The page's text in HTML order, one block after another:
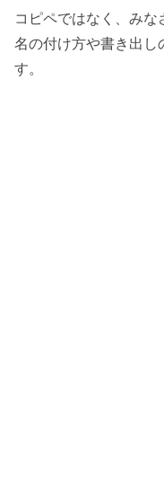
コピペではなく、み
名の付け方や書き出し
す。